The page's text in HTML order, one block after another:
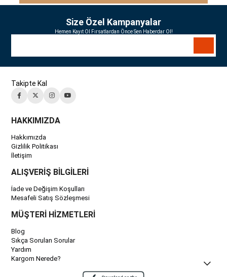
Size Özel Kampanyalar
Hemen Kayıt Ol Fırsatlardan Önce Sen Haberdar Ol!
Takipte Kal
HAKKIMIZDA
Hakkımızda
Gizlilik Politikası
İletişim
ALIŞVERİŞ BİLGİLERİ
İade ve Değişim Koşulları
Mesafeli Satış Sözleşmesi
MÜŞTERİ HİZMETLERİ
Blog
Sıkça Sorulan Sorular
Yardım
Kargom Nerede?